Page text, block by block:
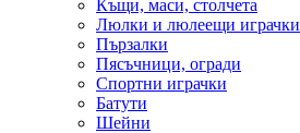
Къщи, маси, столчета
Люлки и люлеещи играчки
Пързалки
Пясъчници, огради
Спортни играчки
Батути
Шейни